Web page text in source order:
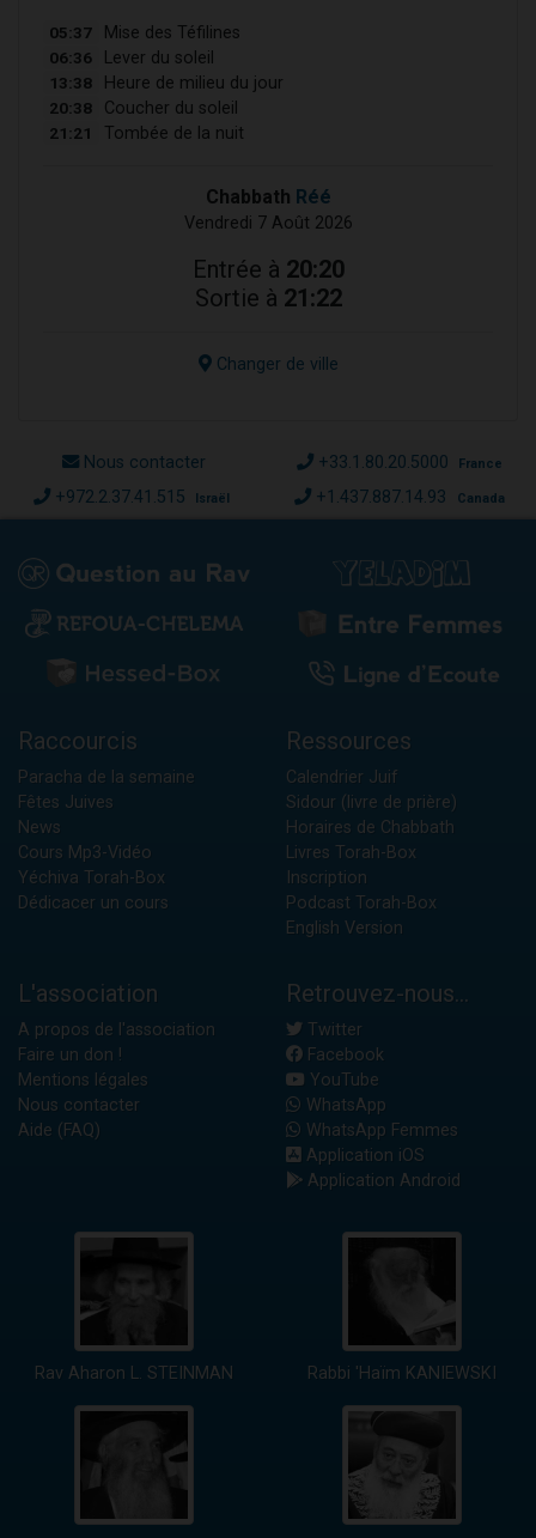
05:37 Mise des Téfilines
06:36 Lever du soleil
13:38 Heure de milieu du jour
20:38 Coucher du soleil
21:21 Tombée de la nuit
Chabbath Réé
Vendredi 7 Août 2026
Entrée à 20:20
Sortie à 21:22
Changer de ville
Nous contacter +33.1.80.20.5000 France
+972.2.37.41.515 Israël +1.437.887.14.93 Canada
Raccourcis
Paracha de la semaine
Fêtes Juives
News
Cours Mp3-Vidéo
Yéchiva Torah-Box
Dédicacer un cours
Ressources
Calendrier Juif
Sidour (livre de prière)
Horaires de Chabbath
Livres Torah-Box
Inscription
Podcast Torah-Box
English Version
L'association
A propos de l'association
Faire un don !
Mentions légales
Nous contacter
Aide (FAQ)
Retrouvez-nous...
Twitter
Facebook
YouTube
WhatsApp
WhatsApp Femmes
Application iOS
Application Android
Rav Aharon L. STEINMAN Rabbi 'Haïm KANIEWSKI